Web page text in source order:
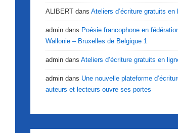
ALIBERT dansAteliers d’écriture gratuits en
admin dans Poésie francophone en
Wallonie – Bruxelles de Belgique 1
admin dansAteliers d’écriture gratuits en
admin dans Une nouvelle plateforme
auteurs et lecteurs ouvre ses portes